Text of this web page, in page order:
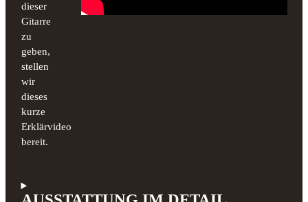
dieser
Gitarre
zu
geben,
stellen
wir
dieses
kurze
Erklärvideo
bereit.